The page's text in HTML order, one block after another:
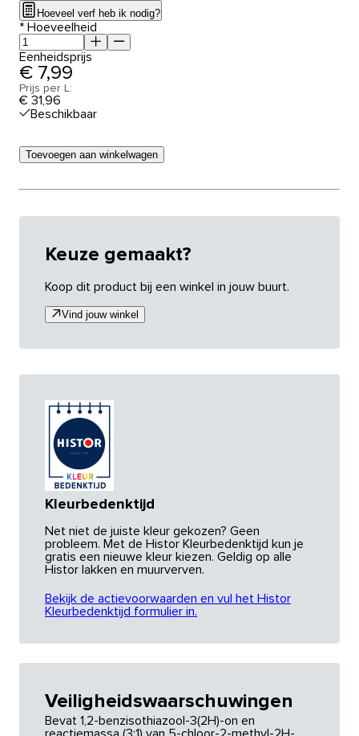
Hoeveel verf heb ik nodig?
* Hoeveelheid
Eenheidsprijs
€ 7,99
Prijs per L:
€ 31,96
Beschikbaar
Toevoegen aan winkelwagen
Keuze gemaakt?
Koop dit product bij een winkel in jouw buurt.
Vind jouw winkel
Kleurbedenktijd
Net niet de juiste kleur gekozen? Geen
probleem. Met de Histor Kleurbedenktijd kun je
gratis een nieuwe kleur kiezen. Geldig op alle
Histor lakken en muurverven.
Bekijk de actievoorwaarden en vul het Histor
Kleurbedenktijd formulier in.
Veiligheidswaarschuwingen
Bevat 1,2-benzisothiazool-3(2H)-on en
reactiemassa (3:1) van 5-chloor-2-methyl-2H-